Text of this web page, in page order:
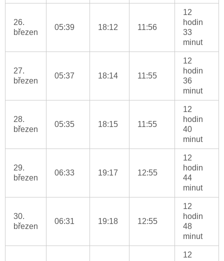
26.
březen
05:39 18:12 11:56
12
hodin
33
minut
27.
březen
05:37 18:14 11:55
12
hodin
36
minut
28.
březen
05:35 18:15 11:55
12
hodin
40
minut
29.
březen
06:33 19:17 12:55
12
hodin
44
minut
30.
březen
06:31 19:18 12:55
12
hodin
48
minut
12